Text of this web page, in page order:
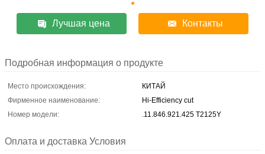
Лучшая цена Контакты
Подробная информация о продукте
Место происхождения:
КИТАЙ
Фирменное наименование:
Hi-Efficiency cut
Номер модели:
.11.846.921.425 T2125Y
Оплата и доставка Условия